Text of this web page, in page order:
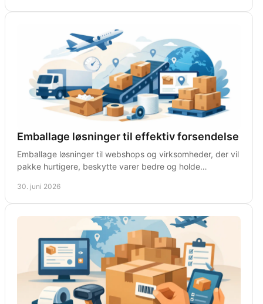
Emballage løsninger til effektiv forsendelse
Emballage løsninger til webshops og virksomheder, der vil
pakke hurtigere, beskytte varer bedre og holde
30. juni 2026